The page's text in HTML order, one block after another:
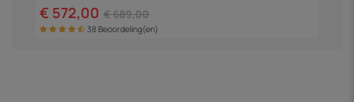
€ 572,00 € 689,00
38 Beoordeling(en)